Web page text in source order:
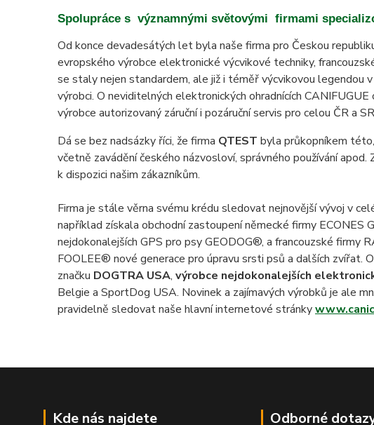
Spolupráce s významnými světovými firmami
Od konce devadesátých let byla naše firma pro Českou
evropského výrobce elektronické výcvikové techniky,
se staly nejen standardem, ale již i téměř výcvikovou legendou
výrobci. O neviditelných elektronických ohradnících
výrobce autorizovaný záruční i pozáruční servis pro celou ČR a
Dá se bez nadsázky říci, že firma QTEST byla průkopníkem
včetně zavádění českého názvosloví, správného používání
k dispozici našim zákazníkům.
Firma je stále věrna svému krédu sledovat nejnovější vývoj v
například získala obchodní zastoupení německé firmy
nejdokonalejších GPS pro psy GEODOG®, a francouzské firmy
FOOLEE® nové generace pro úpravu srsti psů a dalších zvířat.
značku DOGTRA USA, výrobce nejdokonalejších
Belgie a SportDog USA. Novinek a zajímavých výrobků je ale
pravidelně sledovat naše hlavní internetové stránky
Kde nás najdete Odborné